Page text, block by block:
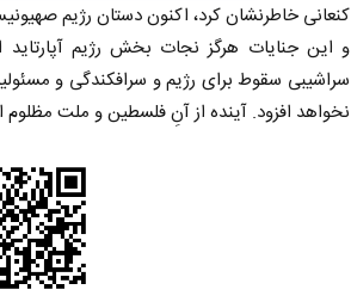
کنعانی خاطرنشان کرد، اکنون دستان رژیم
و این جنایات هرگز نجات بخش رژیم
سراشیبی سقوط برای رژیم و سرافکندگی و
نخواهد افزود. آینده از آنِ فلسطین و ملت